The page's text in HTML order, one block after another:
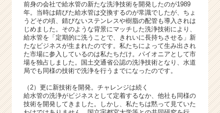
前身の会社で給水管の新たな洗浄技術を開発したのが1989
年。当時は錆びた給水管は交換するのが常識でしたが、ちょ
うどその頃、錆びないステンレスや樹脂の配管も導入されは
じめました。そのような背景にマッチした洗浄技術により、
給水管を「定期的に洗うことで、きれいに長持ちさせる」新
たなビジネスが生まれたのです。私たちによって生み出され
た市場に参入しているのは私たちだけ。パイオニアとして市
場を独占しました。国土交通省公認の洗浄技術となり、水道
局でも同様の技術で洗浄を行うまでになったのです。
（2）更に新技術を開発。チャレンジは続く
給水管の洗浄がビジネスとして定着するなか、他社も同様の
技術を開発してきました。しかし、私たちは黙って見ていた